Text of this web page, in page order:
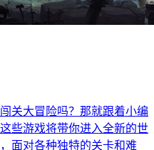
关大冒险吗？那就跟着小编
些游戏将带你进入全新的世
面对各种独特的关卡和难